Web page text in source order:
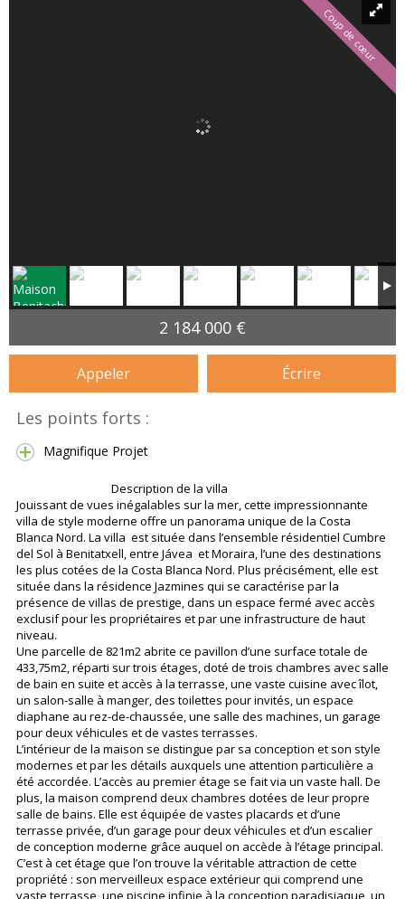
Coup de cœur
2 184 000 €
Appeler Écrire
Les points forts :
Magnifique Projet
Description de la villa
Jouissant de vues inégalables sur la mer, cette impressionnante
villa de style moderne offre un panorama unique de la Costa
Blanca Nord. La villa est située dans l’ensemble résidentiel Cumbre
del Sol à Benitatxell, entre Jávea et Moraira, l’une des destinations
les plus cotées de la Costa Blanca Nord. Plus précisément, elle est
située dans la résidence Jazmines qui se caractérise par la
présence de villas de prestige, dans un espace fermé avec accès
exclusif pour les propriétaires et par une infrastructure de haut
niveau.
Une parcelle de 821m2 abrite ce pavillon d’une surface totale de
433,75m2, réparti sur trois étages, doté de trois chambres avec salle
de bain en suite et accès à la terrasse, une vaste cuisine avec îlot,
un salon-salle à manger, des toilettes pour invités, un espace
diaphane au rez-de-chaussée, une salle des machines, un garage
pour deux véhicules et de vastes terrasses.
L’intérieur de la maison se distingue par sa conception et son style
modernes et par les détails auxquels une attention particulière a
été accordée. L’accès au premier étage se fait via un vaste hall. De
plus, la maison comprend deux chambres dotées de leur propre
salle de bains. Elle est équipée de vastes placards et d’une
terrasse privée, d’un garage pour deux véhicules et d’un escalier
de conception moderne grâce auquel on accède à l’étage principal.
C’est à cet étage que l’on trouve la véritable attraction de cette
propriété : son merveilleux espace extérieur qui comprend une
vaste terrasse, une piscine infinie à la conception paradisiaque, un